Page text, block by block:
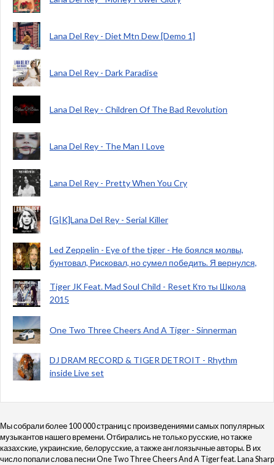
Lana Del Rey - Diet Mtn Dew [Demo 1]
Lana Del Rey - Dark Paradise
Lana Del Rey - Children Of The Bad Revolution
Lana Del Rey - The Man I Love
Lana Del Rey - Pretty When You Cry
[G|K]Lana Del Rey - Serial Killer
Led Zeppelin - Eye of the tiger - Не боялся молвы,
бунтовал, Рисковал, но сумел победить. Я вернулся,
Tiger JK Feat. Mad Soul Child - Reset Кто ты Школа
2015
One Two Three Cheers And A Tiger - Sinnerman
DJ DRAM RECORD & TIGER DETROIT - Rhythm
inside Live set
Мы собрали более 100 000 страниц с произведениями самых популярных
музыкантов нашего времени. Отбирались не только русские, но также
казахские, украинские, белорусские, а также англоязычные авторы. В их
число попали слова песни One Two Three Cheers And A Tiger feat. Lana Sharp